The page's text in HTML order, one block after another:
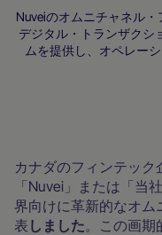
Nuveiのオムニチャネル
デジタル・トランザクシ
ムを提供し、オペレー
カナダのフィンテッ
「Nuvei」または「当
界向けに革新的なオ
表 しました。この画期